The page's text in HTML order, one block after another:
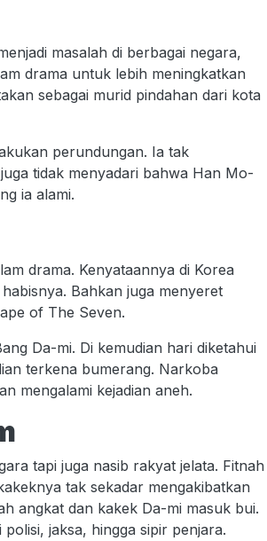
masalah di berbagai negara,
drama untuk lebih meningkatkan
sebagai murid pindahan dari kota
perundungan. Ia tak
tidak menyadari bahwa Han Mo-
ia alami.
drama. Kenyataannya di Korea
Bahkan juga menyeret
of The Seven.
Da-mi. Di kemudian hari diketahui
terkena bumerang. Narkoba
mengalami kejadian aneh.
tapi juga nasib rakyat jelata. Fitnah
tak sekadar mengakibatkan
angkat dan kakek Da-mi masuk bui.
jaksa, hingga sipir penjara.